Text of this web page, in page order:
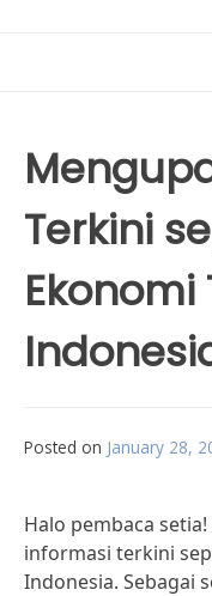
Terkini
Posted on January 28,
Halo pembaca
informasi terkini
Indonesia. Sebagai